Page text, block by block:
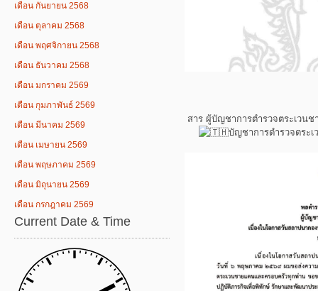
เดือน กันยายน 2568
เดือน ตุลาคม 2568
เดือน พฤศจิกายน 2568
เดือน ธันวาคม 2568
เดือน มกราคม 2569
เดือน กุมภาพันธ์ 2569
เดือน มีนาคม 2569
เดือน เมษายน 2569
เดือน พฤษภาคม 2569
เดือน มิถุนายน 2569
เดือน กรกฎาคม 2569
Current Date & Time
สาร ผู้บัญชาการตำรวจตระเวน
บัญชาการตำรวจตระ